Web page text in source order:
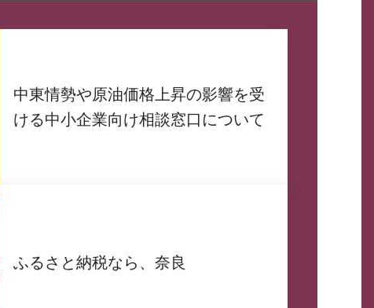
中東情勢や原油価格上昇の影響を受
ける中小企業向け相談窓口について
ふるさと納税なら、奈良